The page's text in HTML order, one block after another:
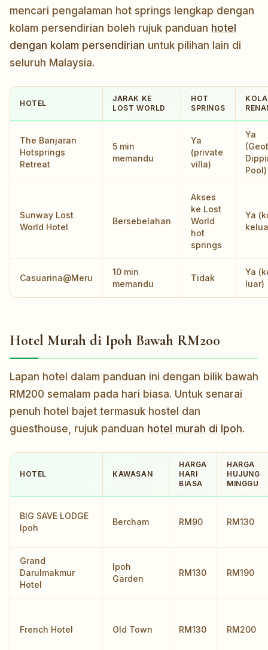
mencari pengalaman hot springs lengkap dengan
kolam persendirian boleh rujuk panduan hotel
dengan kolam persendirian untuk pilihan lain di
seluruh Malaysia.
HOTEL
JARAK KE
LOST WORLD
HOT
SPRINGS
The Banjaran
Hotsprings
Retreat
5 min
memandu
Ya
(private
villa)
Ya
Pool)
Sunway Lost
World Hotel
Bersebelahan
Akses
ke Lost
World
hot
springs
Ya
Casuarina@Meru
10 min
memandu
Tidak
Ya
luar)
Hotel Murah di Ipoh Bawah RM200
Lapan hotel dalam panduan ini dengan bilik bawah
RM200 semalam pada hari biasa. Untuk senarai
penuh hotel bajet termasuk hostel dan
guesthouse, rujuk panduan hotel murah di Ipoh.
HOTEL KAWASAN
HARGA
HARI
BIASA
HARGA
HUJUNG
MINGGU
BIG SAVE LODGE
Ipoh
Bercham RM90 RM130
Grand
Darulmakmur
Hotel
Ipoh
Garden
RM130 RM190
French Hotel Old Town RM130 RM200